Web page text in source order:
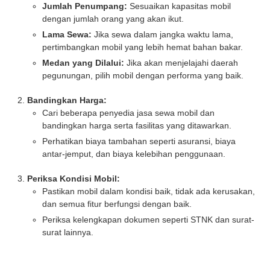
Jumlah Penumpang: Sesuaikan kapasitas mobil
dengan jumlah orang yang akan ikut.
Lama Sewa: Jika sewa dalam jangka waktu lama,
pertimbangkan mobil yang lebih hemat bahan bakar.
Medan yang Dilalui: Jika akan menjelajahi daerah
pegunungan, pilih mobil dengan performa yang baik.
Bandingkan Harga:
Cari beberapa penyedia jasa sewa mobil dan
bandingkan harga serta fasilitas yang ditawarkan.
Perhatikan biaya tambahan seperti asuransi, biaya
antar-jemput, dan biaya kelebihan penggunaan.
Periksa Kondisi Mobil:
Pastikan mobil dalam kondisi baik, tidak ada kerusakan,
dan semua fitur berfungsi dengan baik.
Periksa kelengkapan dokumen seperti STNK dan surat-
surat lainnya.